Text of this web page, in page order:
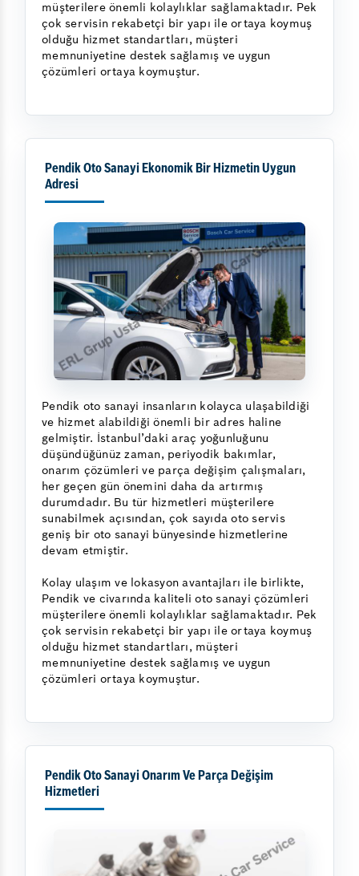
müşterilere önemli kolaylıklar sağlamaktadır. Pek
çok servisin rekabetçi bir yapı ile ortaya koymuş
olduğu hizmet standartları, müşteri
memnuniyetine destek sağlamış ve uygun
çözümleri ortaya koymuştur.
Pendik Oto Sanayi Ekonomik Bir Hizmetin Uygun
Adresi
Pendik oto sanayi insanların kolayca ulaşabildiği
ve hizmet alabildiği önemli bir adres haline
gelmiştir. İstanbul’daki araç yoğunluğunu
düşündüğünüz zaman, periyodik bakımlar,
onarım çözümleri ve parça değişim çalışmaları,
her geçen gün önemini daha da artırmış
durumdadır. Bu tür hizmetleri müşterilere
sunabilmek açısından, çok sayıda oto servis
geniş bir oto sanayi bünyesinde hizmetlerine
devam etmiştir.
Kolay ulaşım ve lokasyon avantajları ile birlikte,
Pendik ve civarında kaliteli oto sanayi çözümleri
müşterilere önemli kolaylıklar sağlamaktadır. Pek
çok servisin rekabetçi bir yapı ile ortaya koymuş
olduğu hizmet standartları, müşteri
memnuniyetine destek sağlamış ve uygun
çözümleri ortaya koymuştur.
Pendik Oto Sanayi Onarım Ve Parça Değişim
Hizmetleri